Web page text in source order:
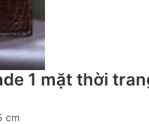
1 mặt thời
cm